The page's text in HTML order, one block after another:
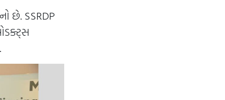
છે. SSRDP